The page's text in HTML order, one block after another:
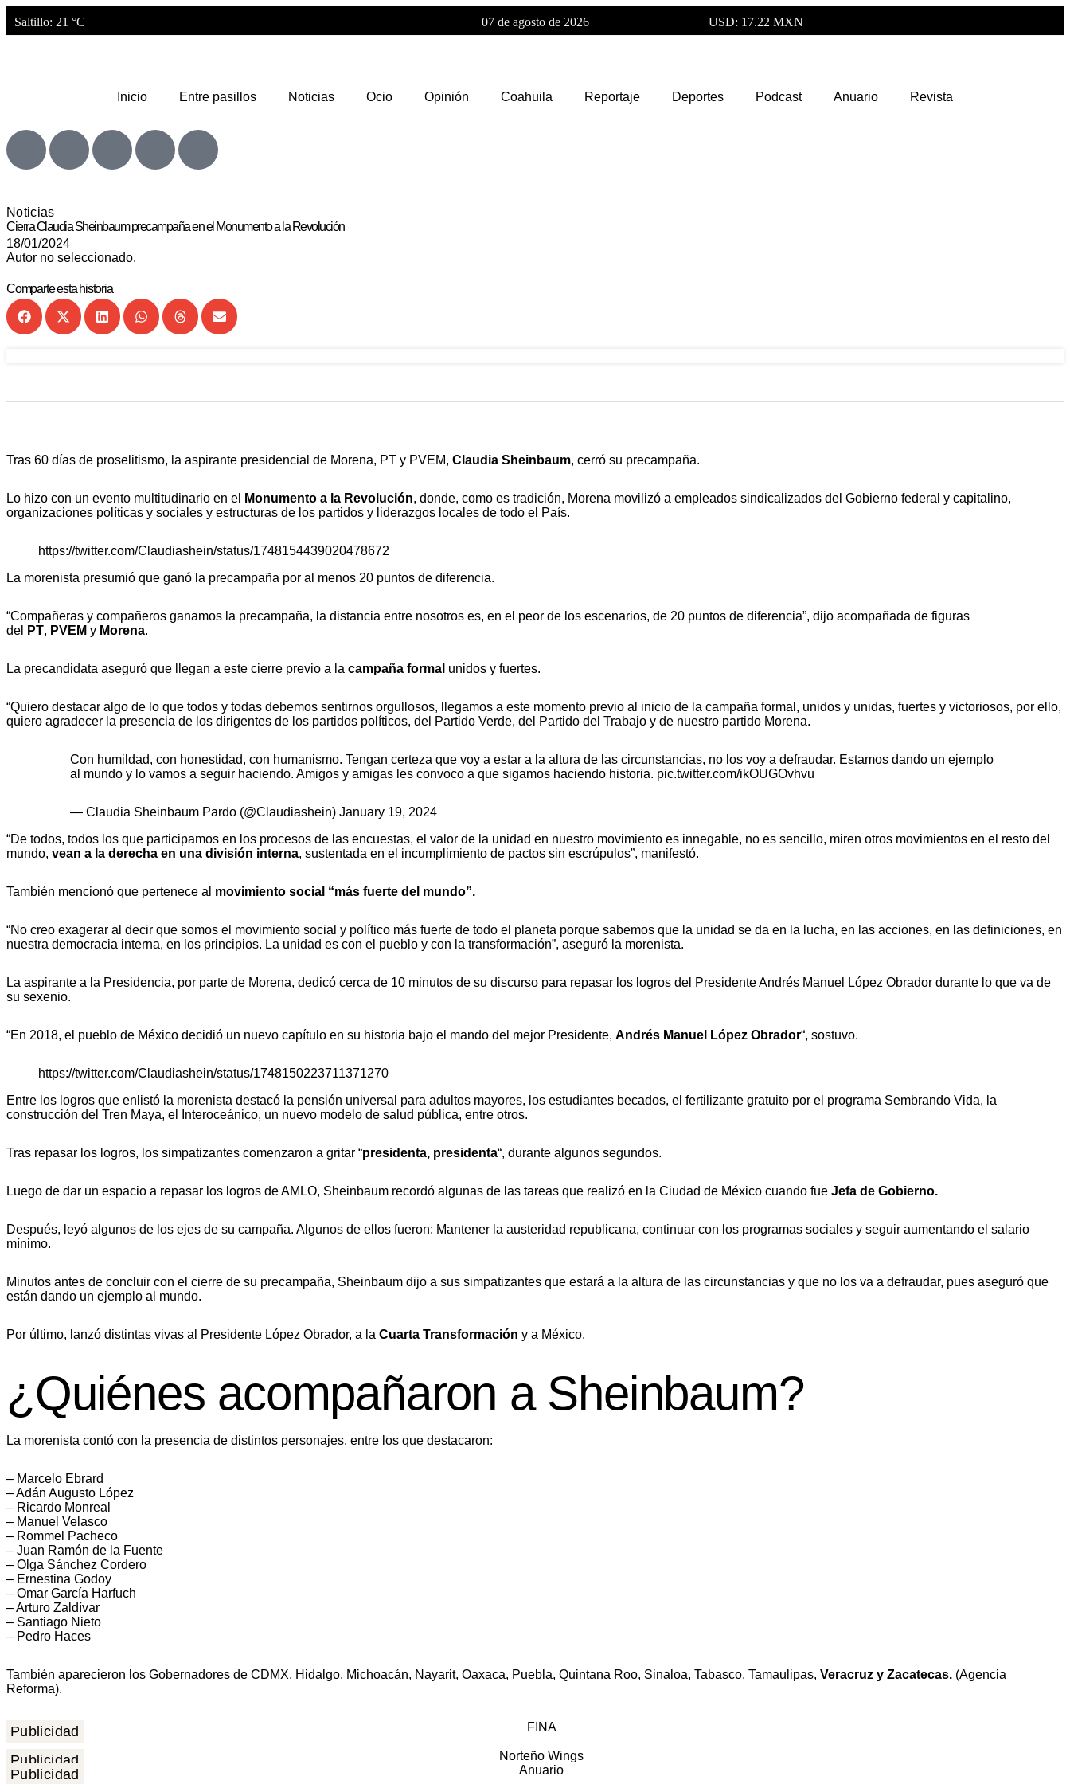
Saltillo: 21 °C 07 de agosto de 2026 USD: 17.22 MXN
Inicio Entre pasillos Noticias Ocio Opinión Coahuila Reportaje Deportes Podcast Anuario Revista
Noticias
Cierra Claudia Sheinbaum precampaña en el Monumento a la Revolución
18/01/2024
Autor no seleccionado.
Comparte esta historia
Tras 60 días de proselitismo, la aspirante presidencial de Morena, PT y PVEM, Claudia Sheinbaum, cerró su precampaña.
Lo hizo con un evento multitudinario en el Monumento a la Revolución, donde, como es tradición, Morena movilizó a empleados sindicalizados del Gobierno federal y capitalino,
organizaciones políticas y sociales y estructuras de los partidos y liderazgos locales de todo el País.
https://twitter.com/Claudiashein/status/1748154439020478672
La morenista presumió que ganó la precampaña por al menos 20 puntos de diferencia.
“Compañeras y compañeros ganamos la precampaña, la distancia entre nosotros es, en el peor de los escenarios, de 20 puntos de diferencia”, dijo acompañada de figuras
del
PT, PVEM y Morena.
La precandidata aseguró que llegan a este cierre previo a la campaña formal unidos y fuertes.
“Quiero destacar algo de lo que todos y todas debemos sentirnos orgullosos, llegamos a este momento previo al inicio de la campaña formal, unidos y unidas, fuertes y victoriosos, por ello,
quiero agradecer la presencia de los dirigentes de los partidos políticos, del Partido Verde, del Partido del Trabajo y de nuestro partido Morena.
Con humildad, con honestidad, con humanismo. Tengan certeza que voy a estar a la altura de las circunstancias, no los voy a defraudar. Estamos dando un ejemplo
al mundo y lo vamos a seguir haciendo. Amigos y amigas les convoco a que sigamos haciendo historia. pic.twitter.com/ikOUGOvhvu
— Claudia Sheinbaum Pardo (@Claudiashein) January 19, 2024
“De todos, todos los que participamos en los procesos de las encuestas, el valor de la unidad en nuestro movimiento es innegable, no es sencillo, miren otros movimientos en el resto del
mundo, vean a la derecha en una división interna, sustentada en el incumplimiento de pactos sin escrúpulos”, manifestó.
También mencionó que pertenece al movimiento social “más fuerte del mundo”.
“No creo exagerar al decir que somos el movimiento social y político más fuerte de todo el planeta porque sabemos que la unidad se da en la lucha, en las acciones, en las definiciones, en
nuestra democracia interna, en los principios. La unidad es con el pueblo y con la transformación”, aseguró la morenista.
La aspirante a la Presidencia, por parte de Morena, dedicó cerca de 10 minutos de su discurso para repasar los logros del Presidente Andrés Manuel López Obrador durante lo que va de
su sexenio.
“En 2018, el pueblo de México decidió un nuevo capítulo en su historia bajo el mando del mejor Presidente, Andrés Manuel López Obrador“, sostuvo.
https://twitter.com/Claudiashein/status/1748150223711371270
Entre los logros que enlistó la morenista destacó la pensión universal para adultos mayores, los estudiantes becados, el fertilizante gratuito por el programa Sembrando Vida, la
construcción del Tren Maya, el Interoceánico, un nuevo modelo de salud pública, entre otros.
Tras repasar los logros, los simpatizantes comenzaron a gritar “presidenta, presidenta“, durante algunos segundos.
Luego de dar un espacio a repasar los logros de AMLO, Sheinbaum recordó algunas de las tareas que realizó en la Ciudad de México cuando fue Jefa de Gobierno.
Después, leyó algunos de los ejes de su campaña. Algunos de ellos fueron: Mantener la austeridad republicana, continuar con los programas sociales y seguir aumentando el salario
mínimo.
Minutos antes de concluir con el cierre de su precampaña, Sheinbaum dijo a sus simpatizantes que estará a la altura de las circunstancias y que no los va a defraudar, pues aseguró que
están dando un ejemplo al mundo.
Por último, lanzó distintas vivas al Presidente López Obrador, a la Cuarta Transformación y a México.
¿Quiénes acompañaron a Sheinbaum?
La morenista contó con la presencia de distintos personajes, entre los que destacaron:
– Marcelo Ebrard
– Adán Augusto López
– Ricardo Monreal
– Manuel Velasco
– Rommel Pacheco
– Juan Ramón de la Fuente
– Olga Sánchez Cordero
– Ernestina Godoy
– Omar García Harfuch
– Arturo Zaldívar
– Santiago Nieto
– Pedro Haces
También aparecieron los Gobernadores de CDMX, Hidalgo, Michoacán, Nayarit, Oaxaca, Puebla, Quintana Roo, Sinaloa, Tabasco, Tamaulipas, Veracruz y Zacatecas. (Agencia
Reforma).
Publicidad
Publicidad
Publicidad